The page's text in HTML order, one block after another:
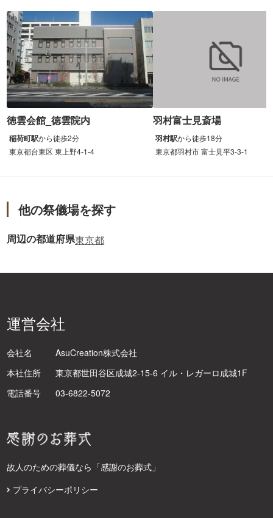
徳雲会館_徳雲院内
稲荷町駅から徒歩2分
東京都台東区 東上野4-1-4
羽村富士見斎場
羽村駅から徒歩18分
東京都羽村市 富士見平3-3-1
他の祭儀場を探す
周辺の都道府県東京都
運営会社
会社名
AsuCreation株式会社
本社住所
東京都世田谷区成城2-15-6 イル・レガーロ成城1F
電話番号
03-6822-5072
故人のための葬儀なら「感謝のお葬式」
プライバシーポリシー